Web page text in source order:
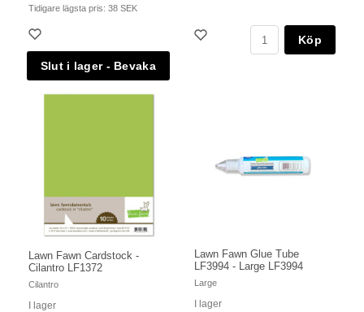
Tidigare lägsta pris: 38 SEK
Köp
Lawn Fawn Cardstock -
Cilantro LF1372
Cilantro
I lager
Lawn Fawn Glue Tube
LF3994 - Large LF3994
Large
I lager